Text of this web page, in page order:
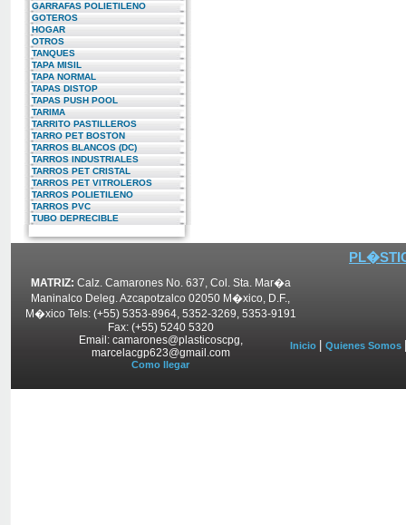
GARRAFAS POLIETILENO
GOTEROS
HOGAR
OTROS
TANQUES
TAPA MISIL
TAPA NORMAL
TAPAS DISTOP
TAPAS PUSH POOL
TARIMA
TARRITO PASTILLEROS
TARRO PET BOSTON
TARROS BLANCOS (DC)
TARROS INDUSTRIALES
TARROS PET CRISTAL
TARROS PET VITROLEROS
TARROS POLIETILENO
TARROS PVC
TUBO DEPRECIBLE
MATRIZ: Calz. Camarones No. 637, Col. Sta. Mar�a
Maninalco Deleg. Azcapotzalco 02050 M�xico, D.F.,
M�xico Tels: (+55) 5353-8964, 5352-3269, 5353-9191
Fax: (+55) 5240 5320
Email: camarones@plasticoscpg,
marcelacgp623@gmail.com
Como llegar
Inicio Quienes Somos